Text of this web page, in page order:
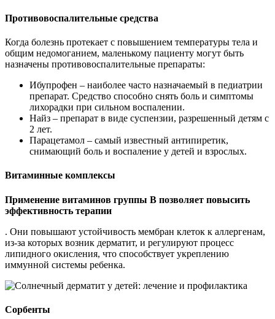
Противовоспалительные средства
Когда болезнь протекает с повышением температуры тела и
общим недомоганием, маленькому пациенту могут быть
назначены противовоспалительные препараты:
Ибупрофен – наиболее часто назначаемый в педиатрии
препарат. Средство способно снять боль и симптомы
лихорадки при сильном воспалении.
Найз – препарат в виде суспензии, разрешенный детям с
2 лет.
Парацетамол – самый известный антипиретик,
снимающий боль и воспаление у детей и взрослых.
Витаминные комплексы
Применение витаминов группы B позволяет повысить
эффективность терапии
. Они повышают устойчивость мембран клеток к аллергенам,
из-за которых возник дерматит, и регулируют процесс
липидного окисления, что способствует укреплению
иммунной системы ребенка.
Сорбенты